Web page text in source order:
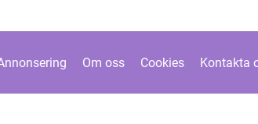
Om oss Cookies Kontakta